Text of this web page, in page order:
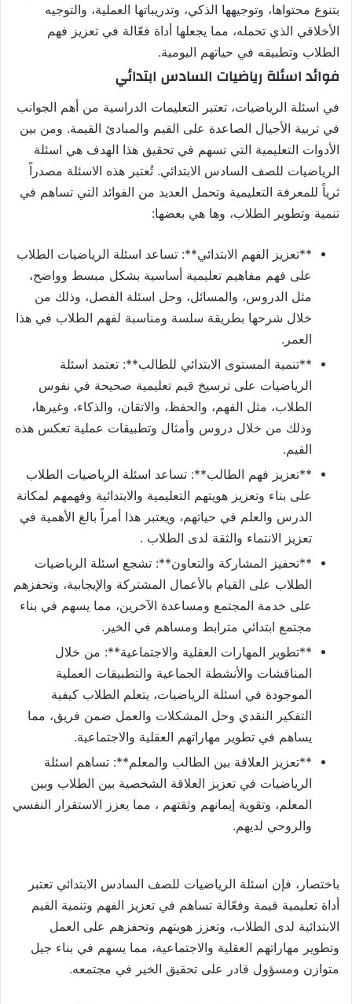
بتنوع محتواها، وتوجيهها الذكي، وتدريباتها العملية، والتوجيه
الأخلاقي الذي تحمله، مما يجعلها أداة فعّالة في تعزيز فهم
الطلاب وتطبيقه في حياتهم اليومية.
فوائد اسئلة رياضيات السادس ابتدائي
في اسئلة الرياضيات، تعتبر التعليمات الدراسية من أهم الجوانب
في تربية الأجيال الصاعدة على القيم والمبادئ القيمة. ومن بين
الأدوات التعليمية التي تسهم في تحقيق هذا الهدف هي اسئلة
الرياضيات للصف السادس الابتدائي. تُعتبر هذه الاسئلة مصدراً
ثرياً للمعرفة التعليمية وتحمل العديد من الفوائد التي تساهم في
تنمية وتطوير الطلاب، وها هي بعضها:
**تعزيز الفهم الابتدائي**: تساعد اسئلة الرياضيات الطلاب
على فهم مفاهيم تعليمية أساسية بشكل مبسط وواضح،
مثل الدروس، والمسائل، وحل اسئلة الفصل، وذلك من
خلال شرحها بطريقة سلسة ومناسبة لفهم الطلاب في هذا
العمر.
**تنمية المستوى الابتدائي للطالب**: تعتمد اسئلة
الرياضيات على ترسيخ قيم تعليمية صحيحة في نفوس
الطلاب، مثل الفهم، والحفظ، والاتقان، والذكاء، وغيرها،
وذلك من خلال دروس وأمثال وتطبيقات عملية تعكس هذه
القيم.
**تعزيز فهم الطالب**: تساعد اسئلة الرياضيات الطلاب
على بناء وتعزيز هويتهم التعليمية والابتدائية وفهمهم لمكانة
الدرس والعلم في حياتهم، ويعتبر هذا أمراً بالغ الأهمية في
تعزيز الانتماء والثقة لدى الطلاب .
**تحفيز المشاركة والتعاون**: تشجع اسئلة الرياضيات
الطلاب على القيام بالأعمال المشتركة والإيجابية، وتحفزهم
على خدمة المجتمع ومساعدة الآخرين، مما يسهم في بناء
مجتمع ابتدائي مترابط ومساهم في الخير.
**تطوير المهارات العقلية والاجتماعية**: من خلال
المناقشات والأنشطة الجماعية والتطبيقات العملية
الموجودة في اسئلة الرياضيات، يتعلم الطلاب كيفية
التفكير النقدي وحل المشكلات والعمل ضمن فريق، مما
يساهم في تطوير مهاراتهم العقلية والاجتماعية.
**تعزيز العلاقة بين الطالب والمعلم**: تساهم اسئلة
الرياضيات في تعزيز العلاقة الشخصية بين الطلاب وبين
المعلم، وتقوية إيمانهم وثقتهم ، مما يعزز الاستقرار النفسي
والروحي لديهم.
باختصار، فإن اسئلة الرياضيات للصف السادس الابتدائي تعتبر
أداة تعليمية قيمة وفعّالة تساهم في تعزيز الفهم وتنمية القيم
الابتدائية لدى الطلاب، وتعزز هويتهم وتحفزهم على العمل
وتطوير مهاراتهم العقلية والاجتماعية، مما يسهم في بناء جيل
متوازن ومسؤول قادر على تحقيق الخير في مجتمعه.